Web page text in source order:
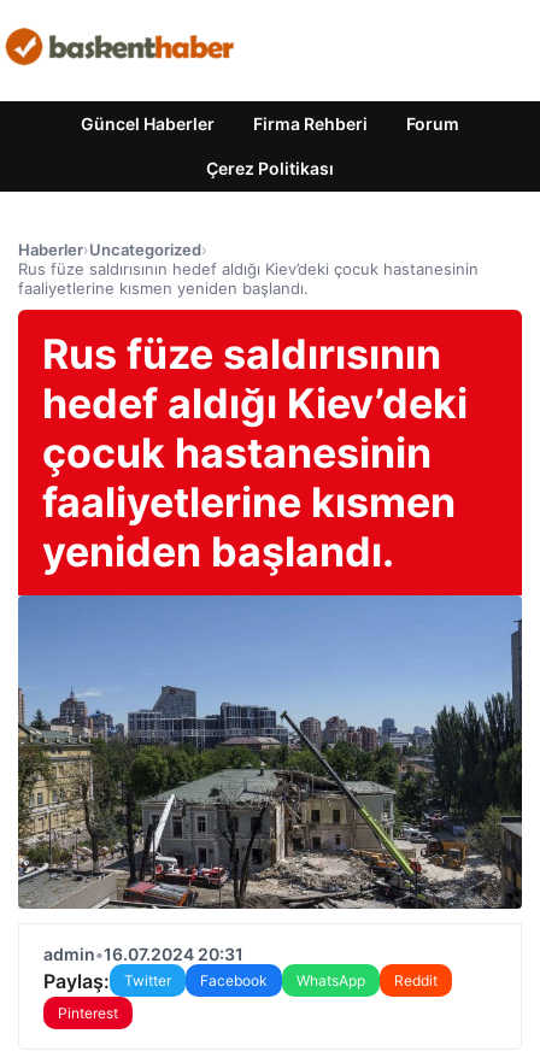
Güncel Haberler Firma Rehberi Forum
Çerez Politikası
Haberler›Uncategorized›
Rus füze saldırısının hedef aldığı Kiev’deki çocuk hastanesinin
faaliyetlerine kısmen yeniden başlandı.
Rus füze saldırısının
hedef aldığı Kiev’deki
çocuk hastanesinin
faaliyetlerine kısmen
yeniden başlandı.
admin•16.07.2024 20:31
Paylaş: Twitter Facebook WhatsApp
Reddit
Pinterest